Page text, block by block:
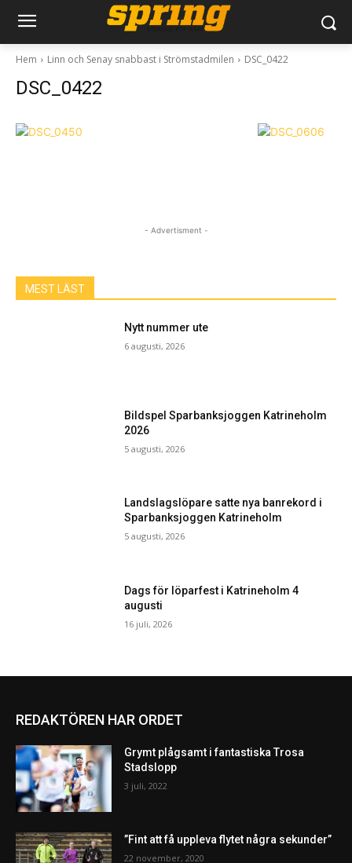
Hem Linn och Senay snabbast i Strömstadmilen DSC_0422
DSC_0422
- Advertisment -
MEST LÄST
Nytt nummer ute
6 augusti, 2026
Bildspel Sparbanksjoggen Katrineholm
2026
5 augusti, 2026
Landslagslöpare satte nya banrekord i
Sparbanksjoggen Katrineholm
5 augusti, 2026
Dags för löparfest i Katrineholm 4
augusti
16 juli, 2026
REDAKTÖREN HAR ORDET
Grymt plågsamt i fantastiska Trosa
Stadslopp
3 juli, 2022
”Fint att få uppleva flytet några sekunder”
22 november, 2020